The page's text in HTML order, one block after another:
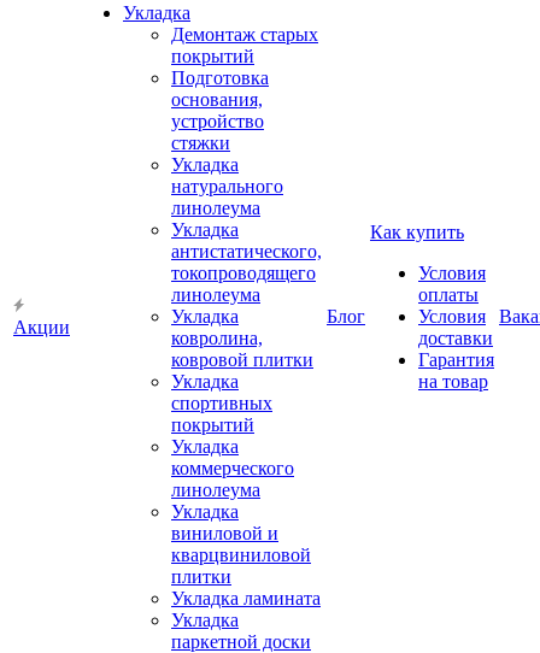
Акции
Укладка
Демонтаж старых
покрытий
Подготовка
основания,
устройство
стяжки
Укладка
натурального
линолеума
Укладка
антистатического,
токопроводящего
линолеума
Укладка
ковролина,
ковровой плитки
Укладка
спортивных
покрытий
Укладка
коммерческого
линолеума
Укладка
виниловой и
кварцвиниловой
плитки
Укладка ламината
Укладка
паркетной доски
Блог
Как купить
Условия
оплаты
Условия
доставки
Гарантия
на товар